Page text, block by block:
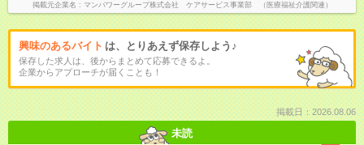
掲載元企業名 マンパワーグループ株式会社 ケアサービス事業部 （医療福祉介護関連）
興味のあるバイト は、とりあえず保存しよう♪
保存した求人は、後からまとめて応募できるよ。
企業からアプローチが届くことも！
掲載日：2026.08.06
未読